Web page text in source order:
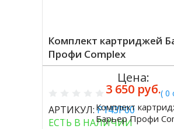
Комплект картриджей
Профи Complex
( 0
АРТИКУЛ:Р143Р00
ЕСТЬ В НАЛИЧИИ
Цена:
3 650 руб.
Купить
Комплект
Барьер Профи